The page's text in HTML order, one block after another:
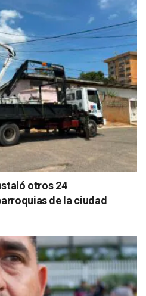
otros 24
de la ciudad